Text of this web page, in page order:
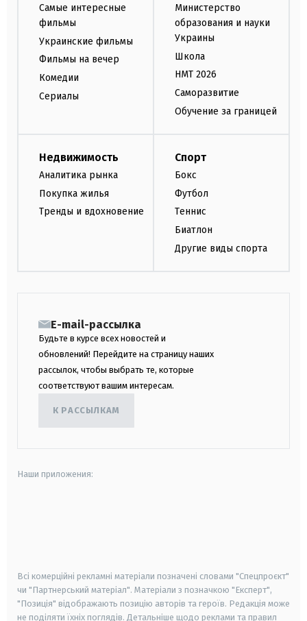
Самые интересные
фильмы
Украинские фильмы
Фильмы на вечер
Комедии
Сериалы
Министерство
образования и науки
Украины
Школа
НМТ 2026
Саморазвитие
Обучение за границей
Недвижимость
Аналитика рынка
Покупка жилья
Тренды и вдохновение
Спорт
Бокс
Футбол
Теннис
Биатлон
Другие виды спорта
E-mail-рассылка
Будьте в курсе всех новостей и
обновлений! Перейдите на страницу наших
рассылок, чтобы выбрать те, которые
соответствуют вашим интересам.
К РАССЫЛКАМ
Наши приложения:
Всі комерційні рекламні матеріали позначені словами "Спецпроєкт"
чи "Партнерський матеріал". Матеріали з позначкою "Експерт",
"Позиція" відображають позицію авторів та героїв. Редакція може
не поділяти їхніх поглядів. Детальніше щодо реклами та правил